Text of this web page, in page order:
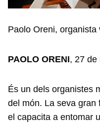
Paolo Oreni, organista
PAOLO ORENI, 27 de
És un dels organistes
del món. La seva gran
el capacita a entomar